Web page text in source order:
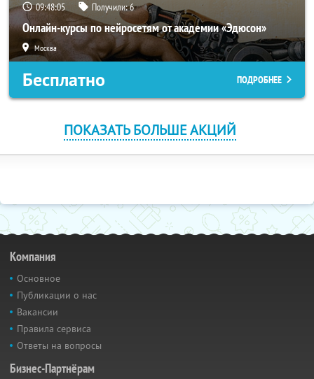
09:48:05 Получили:6
Онлайн-курсы по нейросетям от академии «Эдюсон»
Москва
Бесплатно ПОДРОБНЕЕ
ПОКАЗАТЬ БОЛЬШЕ АКЦИЙ
Компания
Основное
Публикации о нас
Вакансии
Правила сервиса
Ответы на вопросы
Бизнес-Партнёрам